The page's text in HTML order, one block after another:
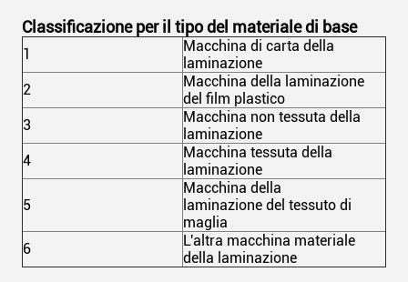
Classificazione per il tipo del materiale di base
1
Macchina di carta della
laminazione
2
Macchina della laminazione
del film plastico
3
Macchina non tessuta della
laminazione
4
Macchina tessuta della
laminazione
5
Macchina della
laminazione del tessuto di
maglia
6
L'altra macchina materiale
della laminazione